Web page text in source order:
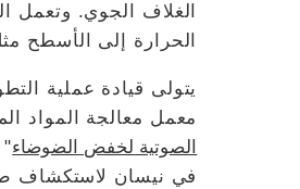
الغلاف الجوي. وتعمل
الحرارة إلى الأسطح
يتولى قيادة عملية
معمل معالجة المواد
الصوتية لخفض الضوضاء"
في نيسان لاستكشاف